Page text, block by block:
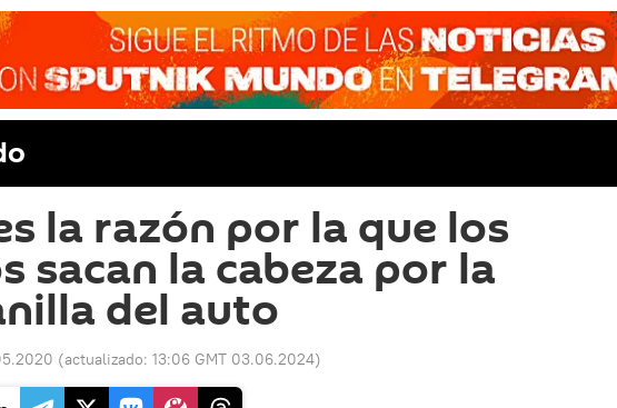
la razón por la que los
sacan la cabeza por la
del auto
(actualizado: 13:06 GMT 03.06.2024)